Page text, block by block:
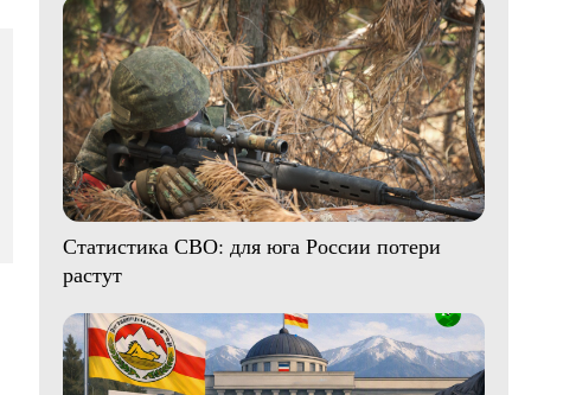
Статистика СВО: для юга России потери
растут